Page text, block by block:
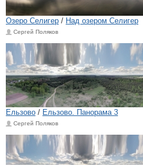
Озеро Селигер / Над озером Селигер
Сергей Поляков
Ельзово / Ельзово. Панорама 3
Сергей Поляков